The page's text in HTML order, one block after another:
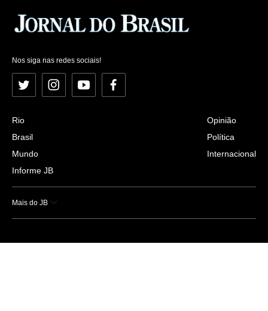
Nos siga nas redes sociais!
Twitter InstagramYouTubeFacebook
Rio
Brasil
Mundo
Informe JB
Opinião
Política
Internacional
Mais do JB
Esportes